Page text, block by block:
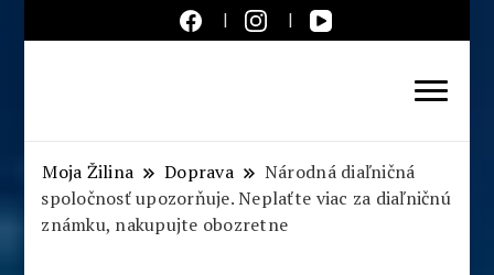
Slovensko
Moja Žilina Doprava
Národná diaľničná
spoločnosť upozorňuje. Neplaťte viac za diaľničnú
známku, nakupujte obozretne